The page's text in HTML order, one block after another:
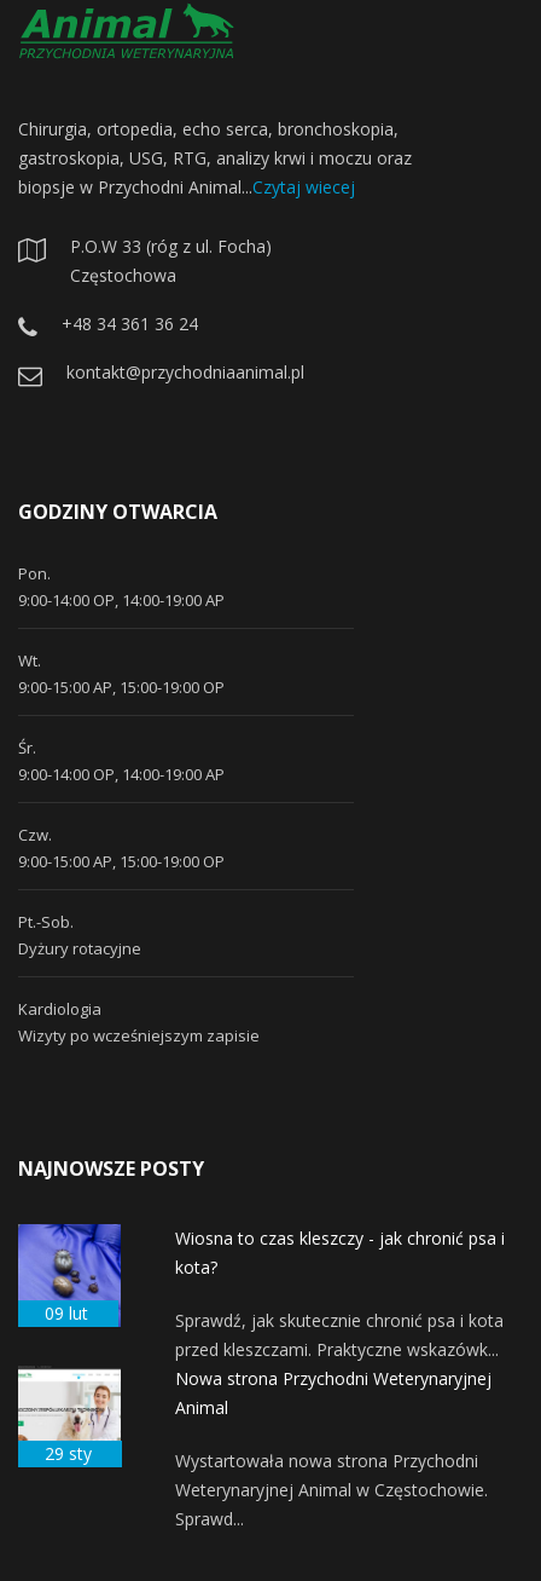
Chirurgia, ortopedia, echo serca, bronchoskopia,
gastroskopia, USG, RTG, analizy krwi i moczu oraz
biopsje w Przychodni Animal...Czytaj wiecej
P.O.W 33 (róg z ul. Focha)
Częstochowa
+48 34 361 36 24
kontakt@przychodniaanimal.pl
GODZINY OTWARCIA
Pon.
9:00-14:00 OP, 14:00-19:00 AP
Wt.
9:00-15:00 AP, 15:00-19:00 OP
Śr.
9:00-14:00 OP, 14:00-19:00 AP
Czw.
9:00-15:00 AP, 15:00-19:00 OP
Pt.-Sob.
Dyżury rotacyjne
Kardiologia
Wizyty po wcześniejszym zapisie
NAJNOWSZE POSTY
09 lut
Wiosna to czas kleszczy - jak chronić psa i
kota?
Sprawdź, jak skutecznie chronić psa i kota
przed kleszczami. Praktyczne wskazówk...
29 sty
Nowa strona Przychodni Weterynaryjnej
Animal
Wystartowała nowa strona Przychodni
Weterynaryjnej Animal w Częstochowie.
Sprawd...